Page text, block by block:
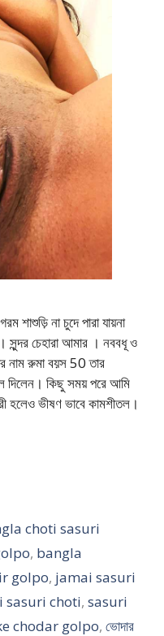
না চুদে পারা যায়না
সুন্দর চেহারা আমার । নববধূ ও
নাম রুমা বয়স 50 তার
দিলেন। কিছু সময় পরে আমি
হলেও ভীষণ ভাবে কামশীতল।
choti sasuri
, bangla
golpo, jamai sasuri
sasuri choti, sasuri
chodar golpo, ভোদার